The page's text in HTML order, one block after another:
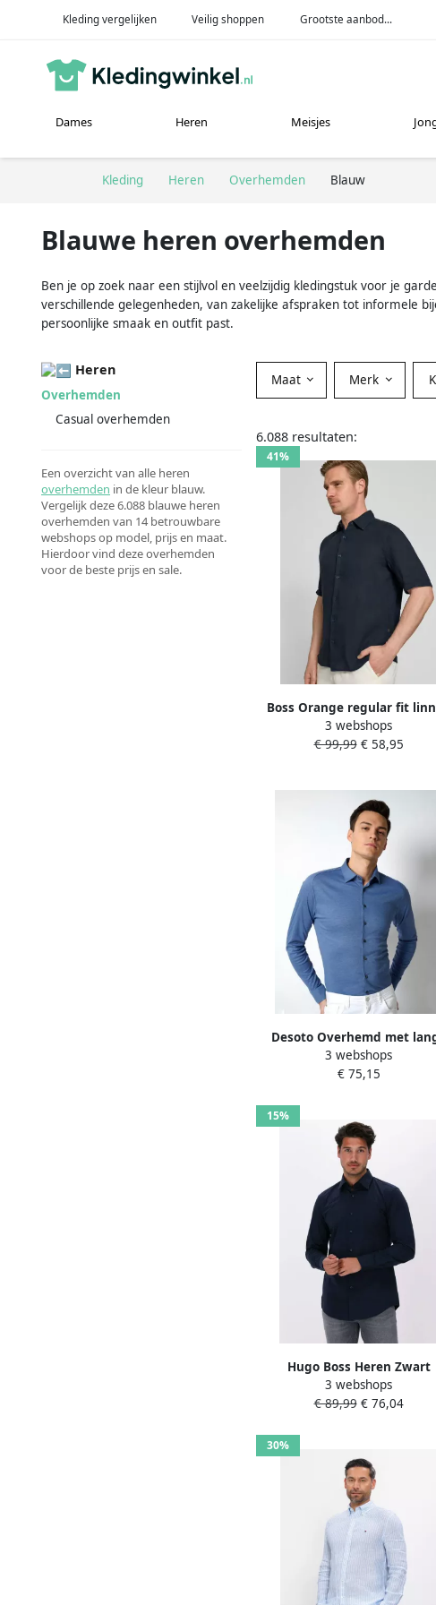
Kleding vergelijken Veilig shoppen Grootste aanbod...
Dames Heren Meisjes
Kleding Heren Overhemden Blauw
Blauwe heren overhemden
Ben je op zoek naar een stijlvol en veelzijdig kledingstuk voor je
verschillende gelegenheden, van zakelijke afspraken tot informele
persoonlijke smaak en outfit past.
Heren
Overhemden
Casual overhemden
Een overzicht van alle heren
overhemden in de kleur blauw.
Vergelijk deze 6.088 blauwe heren
overhemden van 14 betrouwbare
webshops op model, prijs en maat.
Hierdoor vind deze overhemden
voor de beste prijs en sale.
Maat Merk
6.088 resultaten:
41%
Boss Orange regular fit
overhemd met korte mouw
model 'RASH_2_M'
3 webshops
€ 99,99€ 58,95
Desoto Overhemd met
mouwen Casual Kent 1 1 Met
ronde hals
3 webshops
€ 75,15
15%
Hugo Boss Heren Zwart
Overhemdjurk Slim Fit
Donkerblauw Blue Heren
3 webshops
€ 89,99€ 76,04
30%